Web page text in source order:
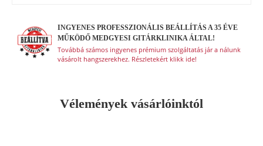
INGYENES PROFESSZIONÁLIS BEÁLLÍTÁS A 35 ÉVE
MŰKÖDŐ MEDGYESI GITÁRKLINIKA ÁLTAL!
Továbbá számos ingyenes prémium szolgáltatás jár a nálunk
vásárolt hangszerekhez. Részletekért klikk ide!
Vélemények vásárlóinktól